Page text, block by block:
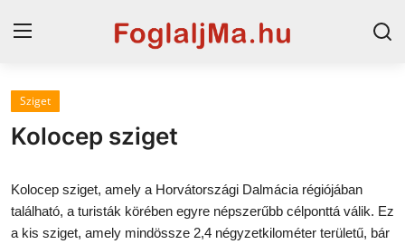
Horvát tengerpart
Magyarország
Horvátország
Szállások a Balatonon
Sziget
Kolocep sziget
Kolocep sziget, amely a Horvátországi Dalmácia régiójában
található, a turisták körében egyre népszerűbb célponttá válik. Ez
a kis sziget, amely mindössze 2,4 négyzetkilométer területű, bár